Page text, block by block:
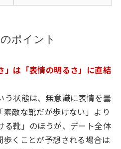
ポイント
は「表情の明るさ」に直結
う状態は、無意識に表情を曇
敵な靴だが歩けない」より
る靴」のほうが、デート全体
歩くことが予想される場合は